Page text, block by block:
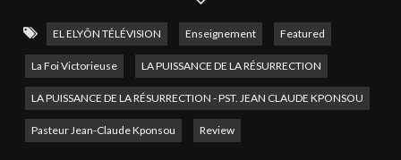
Rester connecté : → Facebook : / el elyon television → Site
web :http://www.elelyon-tv.com© Émission produite par LA
FOI VICTORIEUSE#ellyon#elyontv#elelyontv
#televangile
EL ELYÔN TÉLÉVISION Enseignement Featured
La Foi Victorieuse LA PUISSANCE DE LA RÉSURRECTION
LA PUISSANCE DE LA RÉSURRECTION - PST. JEAN CLAUDE KPONSOU
Pasteur Jean-Claude Kponsou Review